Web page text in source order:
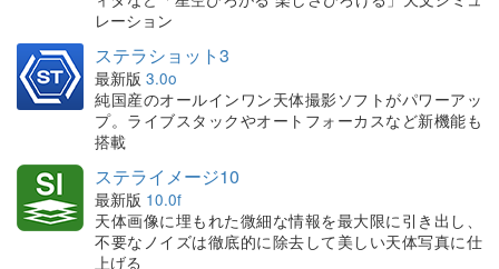
レーション
ステラショット3
最新版 3.0o
純国産のオールインワン天体撮影ソフトがパワーアッ
プ。ライブスタックやオートフォーカスなど新機能も
搭載
ステライメージ10
最新版 10.0f
天体画像に埋もれた微細な情報を最大限に引き出し、
不要なノイズは徹底的に除去して美しい天体写真に仕
上げる